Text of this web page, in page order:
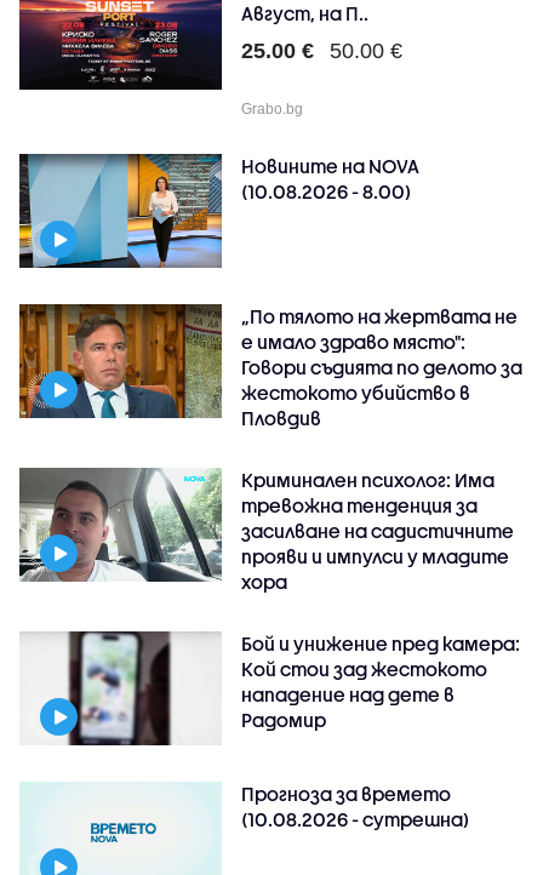
Август, на П..
25.00 € 50.00 €
Grabo.bg
Новините на NOVA
(10.08.2026 - 8.00)
„По тялото на жертвата не
е имало здраво място":
Говори съдията по делото за
жестокото убийство в
Пловдив
Криминален психолог: Има
тревожна тенденция за
засилване на садистичните
прояви и импулси у младите
хора
Бой и унижение пред камера:
Кой стои зад жестокото
нападение над дете в
Радомир
Прогноза за времето
(10.08.2026 - сутрешна)